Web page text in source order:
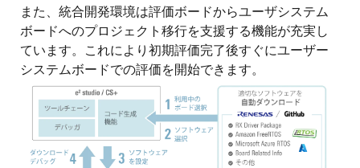
また、統合開発環境は評価ボードからユーザシステム
ボードへのプロジェクト移行を支援する機能が充実し
ています。これにより初期評価完了後すぐにユーザー
システムボードでの評価を開始できます。
画